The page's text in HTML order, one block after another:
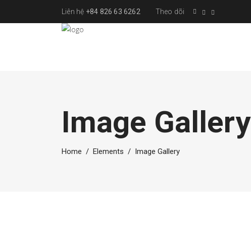
Liên hệ +84 826 63 6262 Theo dõi
Image Gallery
Home / Elements / Image Gallery